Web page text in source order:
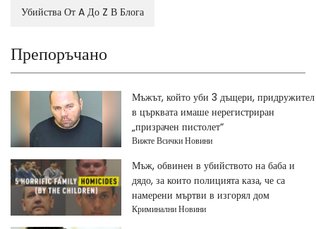
Убийства От A До Z В Блога
Препоръчано
Мъжът, който уби 3 дъщери, придружител
в църквата имаше нерегистриран
„призрачен пистолет“
Вижте Всички Новини
Мъж, обвинен в убийството на баба и
дядо, за които полицията каза, че са
намерени мъртви в изгорял дом
Криминални Новини